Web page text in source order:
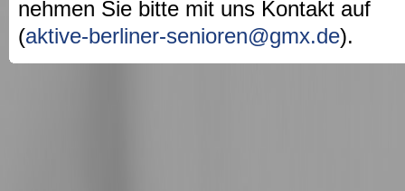
nehmen Sie bitte mit uns Kontakt auf
(aktive-berliner-senioren@gmx.de).